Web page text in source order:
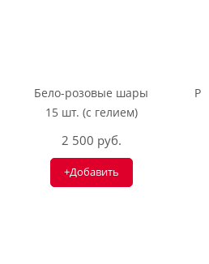
Бело-розовые шары
15 шт. (с гелием)
2 500 руб.
+Добавить